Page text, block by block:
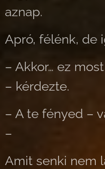
aznap.
Apró, félénk, de
– Akkor… ez
– kérdezte.
– A te fényed –
–
Amit senki nem